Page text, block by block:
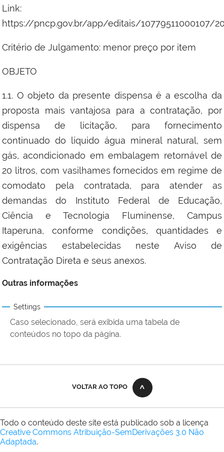
Link:
https://pncp.gov.br/app/editais/10779511000107/
Critério de Julgamento: menor preço por item
OBJETO
1.1. O objeto da presente dispensa é a escolha da
proposta mais vantajosa para a contratação, por
dispensa de licitação, para fornecimento
continuado do líquido água mineral natural, sem
gás, acondicionado em embalagem retornável de
20 litros, com vasilhames fornecidos em regime de
comodato pela contratada, para atender as
demandas do Instituto Federal de Educação,
Ciência e Tecnologia Fluminense, Campus
Itaperuna, conforme condições, quantidades e
exigências estabelecidas neste Aviso de
Contratação Direta e seus anexos.
Outras informações
Settings
Caso selecionado, será exibida uma tabela de
conteúdos no topo da página.
VOLTAR AO TOPO
Todo o conteúdo deste site está publicado sob a licença
Creative Commons Atribuição-SemDerivações 3.0 Não
Adaptada.